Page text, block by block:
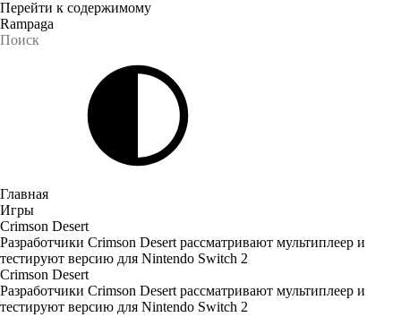
Перейти к содержимому
Rampaga
Главная
Игры
Crimson Desert
Разработчики Crimson Desert рассматривают мультиплеер и
тестируют версию для Nintendo Switch 2
Crimson Desert
Разработчики Crimson Desert рассматривают мультиплеер и
тестируют версию для Nintendo Switch 2